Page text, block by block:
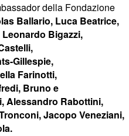
della Fondazione
Ballario, Luca Beatrice,
Bigazzi,
Gillespie,
Farinotti,
Bruno e
Alessandro Rabottini,
Jacopo Veneziani,